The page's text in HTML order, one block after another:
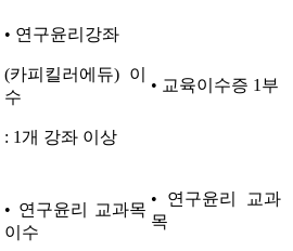
• 연구윤리강좌
(카피킬러에듀) 이
수
: 1개 강좌 이상
• 교육이수증 1부
• 연구윤리 교과목
이수
• 연구윤리 교과
목